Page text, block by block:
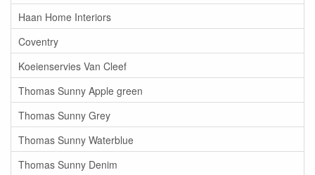
Haan Home Interiors
Coventry
Koeienservies Van Cleef
Thomas Sunny Apple green
Thomas Sunny Grey
Thomas Sunny Waterblue
Thomas Sunny Denim